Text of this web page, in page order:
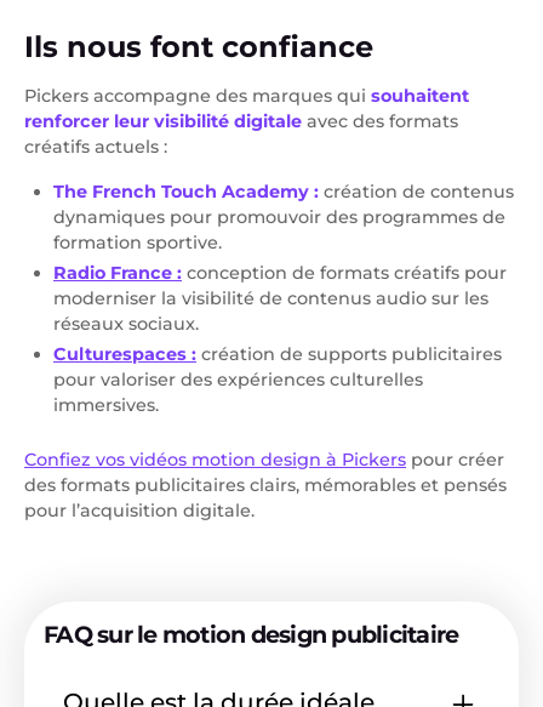
Ils nous font confiance
Pickers accompagne des marques qui souhaitent
renforcer leur visibilité digitale avec des formats
créatifs actuels :
The French Touch Academy : création de contenus
dynamiques pour promouvoir des programmes de
formation sportive.
Radio France : conception de formats créatifs pour
moderniser la visibilité de contenus audio sur les
réseaux sociaux.
Culturespaces : création de supports publicitaires
pour valoriser des expériences culturelles
immersives.
Confiez vos vidéos motion design à Pickers pour créer
des formats publicitaires clairs, mémorables et pensés
pour l’acquisition digitale.
FAQ sur le motion design publicitaire